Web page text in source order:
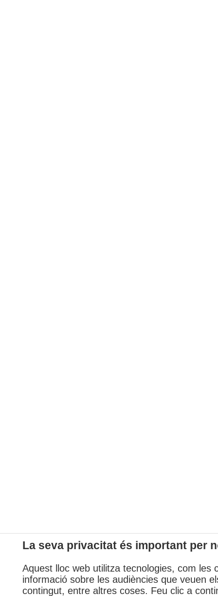
La seva privacitat és important per
Aquest lloc web utilitza tecnologies, com les
informació sobre les audiències que veuen
contingut, entre altres coses. Feu clic a